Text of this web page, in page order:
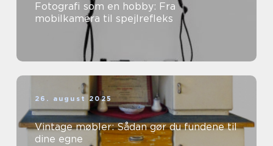
Fotografi som en hobby: Fra
mobilkamera til spejlrefleks
26. august 2025
Vintage møbler: Sådan gør du fundene til
dine egne